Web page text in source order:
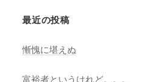
最近の投稿
慚愧に堪えぬ
富裕者というけれど。。。